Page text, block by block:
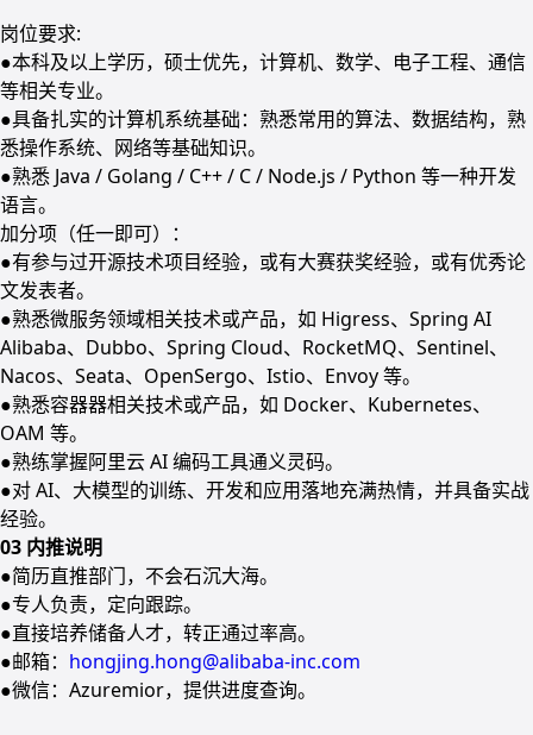
岗位要求:
●本科及以上学历，硕士优先，计算机、数学、电子工程、通信
等相关专业。
●具备扎实的计算机系统基础：熟悉常用的算法、数据结构，熟
悉操作系统、网络等基础知识。
●熟悉 Java / Golang / C++ / C / Node.js / Python 等一种开发
语言。
加分项（任⼀即可）：
●有参与过开源技术项⽬经验，或有⼤赛获奖经验，或有优秀论
⽂发表者。
●熟悉微服务领域相关技术或产品，如 Higress、Spring AI
Alibaba、Dubbo、Spring Cloud、RocketMQ、Sentinel、
Nacos、Seata、OpenSergo、Istio、Envoy 等。
●熟悉容器器相关技术或产品，如 Docker、Kubernetes、
OAM 等。
●熟练掌握阿里云 AI 编码工具通义灵码。
●对 AI、大模型的训练、开发和应用落地充满热情，并具备实战
经验。
03 内推说明
●简历直推部门，不会石沉大海。
●专人负责，定向跟踪。
●直接培养储备人才，转正通过率高。
●邮箱： hongjing.hong@alibaba-inc.com
●微信：Azuremior，提供进度查询。